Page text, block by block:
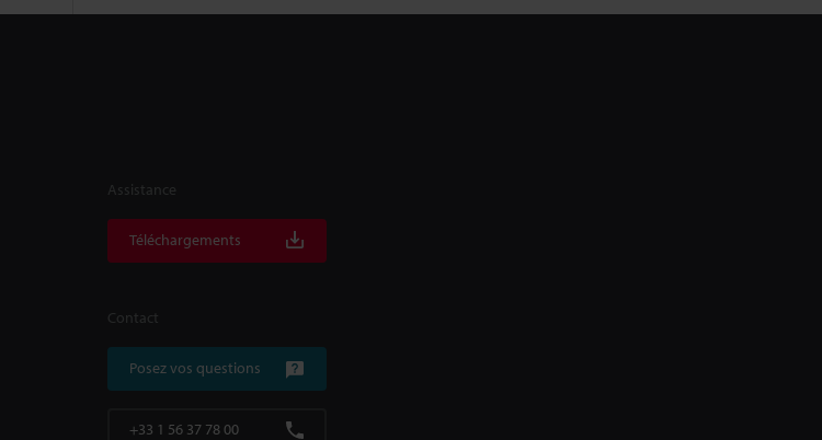
Assistance
Téléchargements
Contact
Posez vos questions
+33 1 56 37 78 00